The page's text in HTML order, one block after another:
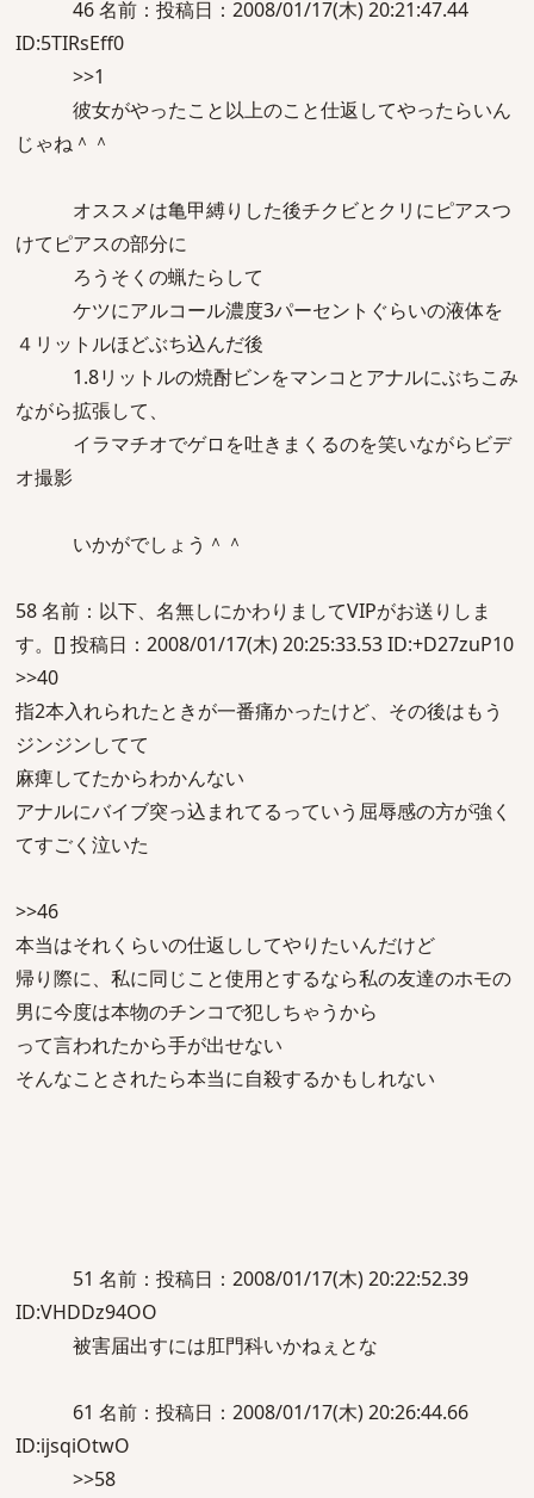
46 名前：投稿日：2008/01/17(木) 20:21:47.44
ID:5TIRsEff0
>>1
彼女がやったこと以上のこと仕返してやったらいん
じゃね＾＾
オススメは亀甲縛りした後チクビとクリにピアスつ
けてピアスの部分に
ろうそくの蝋たらして
ケツにアルコール濃度3パーセントぐらいの液体を
４リットルほどぶち込んだ後
1.8リットルの焼酎ビンをマンコとアナルにぶちこみ
ながら拡張して、
イラマチオでゲロを吐きまくるのを笑いながらビデ
オ撮影
いかがでしょう＾＾
58 名前：以下、名無しにかわりましてVIPがお送りしま
す。[] 投稿日：2008/01/17(木) 20:25:33.53 ID:+D27zuP10
>>40
指2本入れられたときが一番痛かったけど、その後はもう
ジンジンしてて
麻痺してたからわかんない
アナルにバイブ突っ込まれてるっていう屈辱感の方が強く
てすごく泣いた
>>46
本当はそれくらいの仕返ししてやりたいんだけど
帰り際に、私に同じこと使用とするなら私の友達のホモの
男に今度は本物のチンコで犯しちゃうから
って言われたから手が出せない
そんなことされたら本当に自殺するかもしれない
51 名前：投稿日：2008/01/17(木) 20:22:52.39
ID:VHDDz94OO
被害届出すには肛門科いかねぇとな
61 名前：投稿日：2008/01/17(木) 20:26:44.66
ID:ijsqiOtwO
>>58